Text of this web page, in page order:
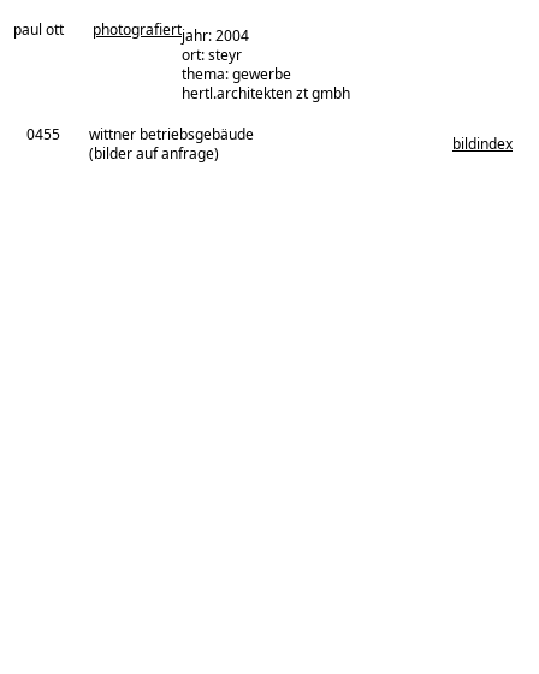
paul ott photografiertjahr: 2004
ort: steyr
thema: gewerbe
architekturbüro:
hertl.architekten zt gmbh
0455
wittner betriebsgebäude
(bilder auf anfrage)
bildindex